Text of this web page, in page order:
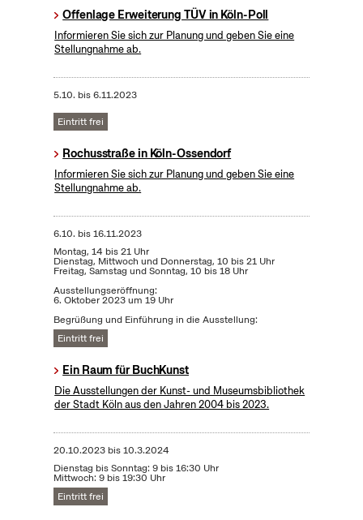
Offenlage Erweiterung TÜV in Köln-Poll
Informieren Sie sich zur Planung und geben Sie eine
Stellungnahme ab.
5.10. bis6.11.2023
Eintritt frei
Rochusstraße in Köln-Ossendorf
Informieren Sie sich zur Planung und geben Sie eine
Stellungnahme ab.
6.10. bis16.11.2023
Montag, 14 bis 21 Uhr
Dienstag, Mittwoch und Donnerstag, 10 bis 21 Uhr
Freitag, Samstag und Sonntag, 10 bis 18 Uhr
Ausstellungseröffnung:
6. Oktober 2023 um 19 Uhr
Begrüßung und Einführung in die Ausstellung:
Eintritt frei
Ein Raum für BuchKunst
Die Ausstellungen der Kunst- und Museumsbibliothek
der Stadt Köln aus den Jahren 2004 bis 2023.
20.10.2023bis10.3.2024
Dienstag bis Sonntag: 9 bis 16:30 Uhr
Mittwoch: 9 bis 19:30 Uhr
Eintritt frei